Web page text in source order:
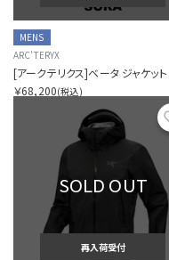
MENS
ARC'TERYX
￥68,200(税込)
SOLD OUT
再入荷受付